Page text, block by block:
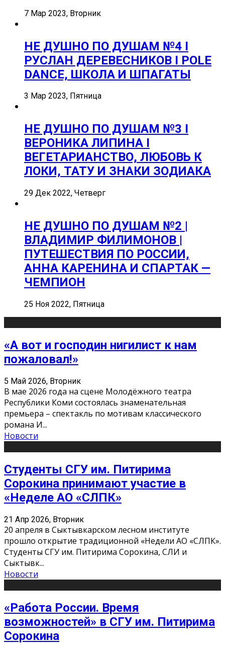
7 Мар 2023, Вторник
НЕ ДУШНО ПО ДУШАМ №4 I
РУСЛАН ДЕРЕВЕСНИКОВ I POLE
DANCE, ШКОЛА И ШПАГАТЫ
3 Мар 2023, Пятница
НЕ ДУШНО ПО ДУШАМ №3 I
ВЕРОНИКА ЛИПИНА I
ВЕГЕТАРИАНСТВО, ЛЮБОВЬ К
ЛОКИ, ТАТУ И ЗНАКИ ЗОДИАКА
29 Дек 2022, Четверг
НЕ ДУШНО ПО ДУШАМ №2 |
ВЛАДИМИР ФИЛИМОНОВ |
ПУТЕШЕСТВИЯ ПО РОССИИ,
АННА КАРЕНИНА И СПАРТАК —
ЧЕМПИОН
25 Ноя 2022, Пятница
«А вот и господин нигилист к нам
пожаловал!»
5 Май 2026, Вторник
В мае 2026 года на сцене Молодёжного театра
Республики Коми состоялась знаменательная
премьера – спектакль по мотивам классического
романа И...
Новости
Студенты СГУ им. Питирима
Сорокина принимают участие в
«Неделе АО «СЛПК»
21 Апр 2026, Вторник
20 апреля в Сыктывкарском лесном институте
прошло открытие традиционной «Недели АО «СЛПК».
Студенты СГУ им. Питирима Сорокина, СЛИ и
Сыктывк...
Новости
«Работа России. Время
возможностей» в СГУ им. Питирима
Сорокина